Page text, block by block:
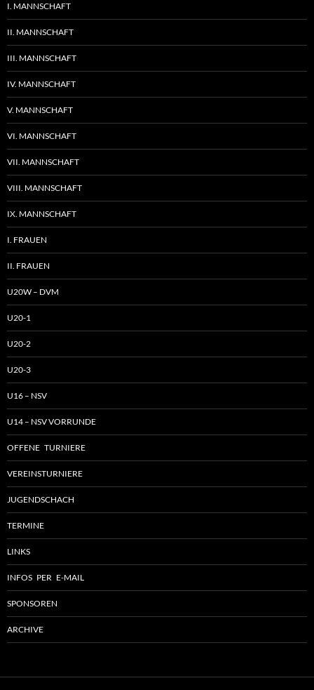
I. MANNSCHAFT
II. MANNSCHAFT
III. MANNSCHAFT
IV. MANNSCHAFT
V. MANNSCHAFT
VI. MANNSCHAFT
VII. MANNSCHAFT
VIII. MANNSCHAFT
IX. MANNSCHAFT
I. FRAUEN
II. FRAUEN
U20W – DVM
U20-1
U20-2
U20-3
U16 – NSV
U14 – NSV VORRUNDE
OFFENE TURNIERE
VEREINSTURNIERE
JUGENDSCHACH
TERMINE
LINKS
INFOS PER E-MAIL
SPONSOREN
ARCHIVE